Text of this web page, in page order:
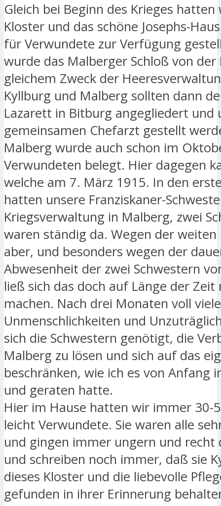
Gleich bei Beginn des Krieges hatten
Kloster und das schöne Josephs-
für Verwundete zur Verfügung
wurde das Malberger Schloß von der
gleichem Zweck der
Kyllburg und Malberg sollten dann
Lazarett in Bitburg angegliedert und
gemeinsamen Chefarzt gestellt
Malberg wurde auch schon im
Verwundeten belegt. Hier dagegen
welche am 7. März 1915. In den
hatten unsere Franziskaner-
Kriegsverwaltung in Malberg, zwei
waren ständig da. Wegen der
aber, und besonders wegen der
Abwesenheit der zwei Schwestern
ließ sich das doch auf Länge der Zeit
machen. Nach drei Monaten voll
Unmenschlichkeiten und
sich die Schwestern genötigt, die
Malberg zu lösen und sich auf das
beschränken, wie ich es von Anfang
und geraten hatte.
Hier im Hause hatten wir immer 30-
leicht Verwundete. Sie waren alle
und gingen immer ungern und recht
und schreiben noch immer, daß sie
dieses Kloster und die liebevolle
gefunden in ihrer Erinnerung